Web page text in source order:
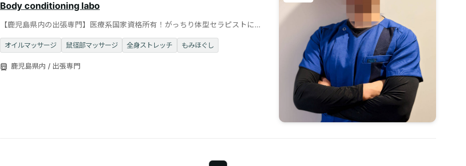
Body conditioning labo
【鹿児島県内の出張専門】医療系国家資格所有！がっちり体型セラピストに
オイルマッサージ 鼠径部マッサージ 全身ストレッチ もみほぐし
鹿児島県内 / 出張専門